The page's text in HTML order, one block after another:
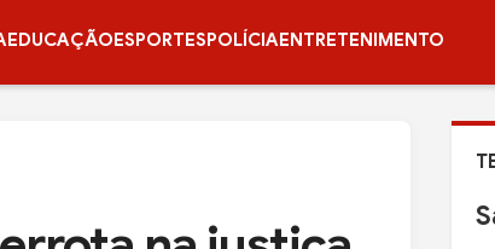
EDUCAÇÃOESPORTESPOLÍCIAENTRETENIMENTO